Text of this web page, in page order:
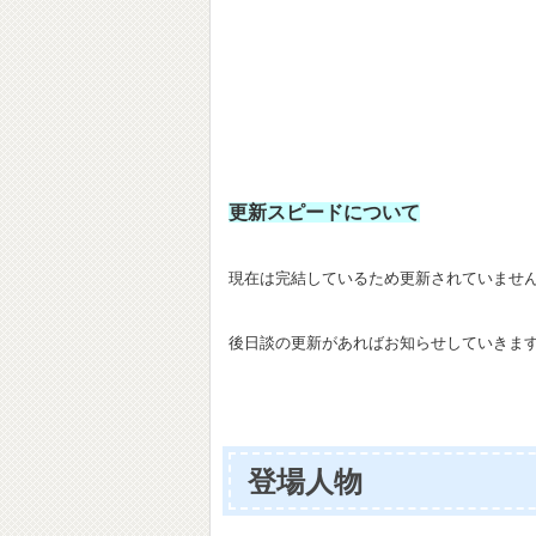
更新スピードについて
現在は完結しているため更新されていません
後日談の更新があればお知らせしていきます
登場人物